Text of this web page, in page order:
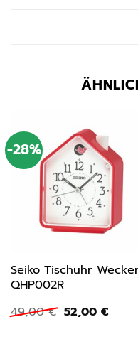
-28%
Seiko Tischuhr Wecker
QHP002R
49,00€
Preis
52,00 €